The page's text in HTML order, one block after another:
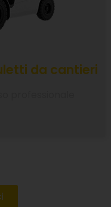
da cantieri